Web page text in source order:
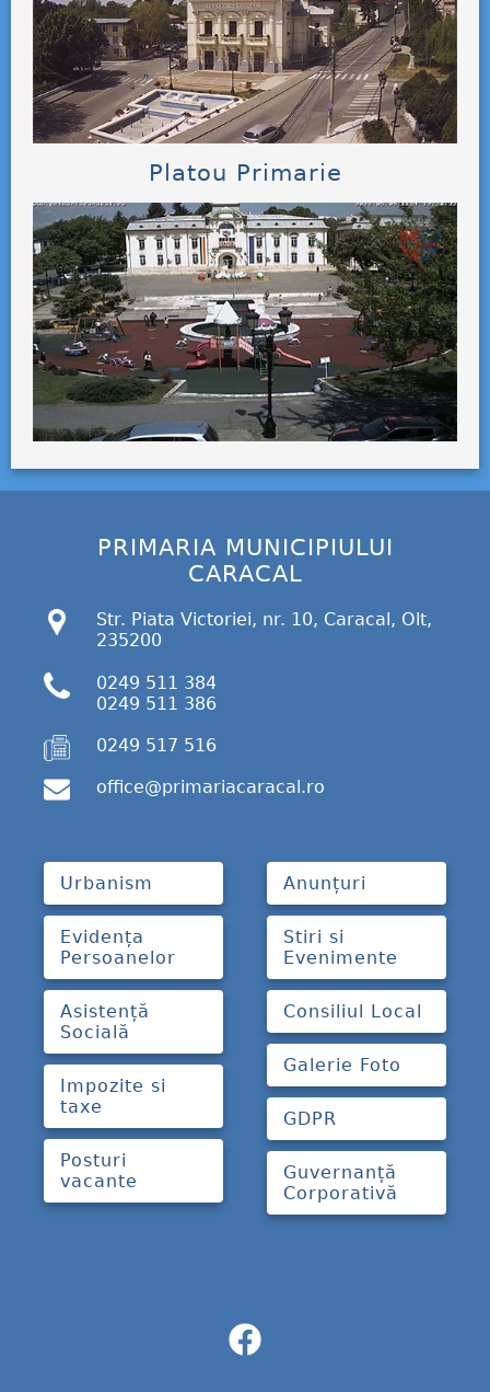
Platou Primarie
PRIMARIA MUNICIPIULUI
CARACAL
Str. Piata Victoriei, nr. 10, Caracal, Olt,
235200
0249 511 384
0249 511 386
0249 517 516
office@primariacaracal.ro
Urbanism
Evidența
Persoanelor
Asistență
Socială
Impozite si
taxe
Posturi
vacante
Anunțuri
Stiri si
Evenimente
Consiliul Local
Galerie Foto
GDPR
Guvernanță
Corporativă